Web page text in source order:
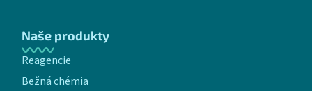
Naše produkty
Reagencie
Bežná chémia